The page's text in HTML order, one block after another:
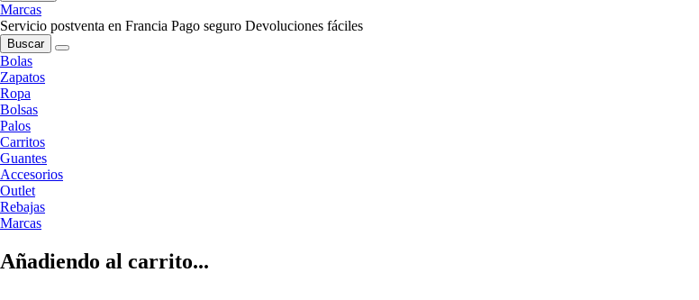
Marcas
Servicio postventa en Francia Pago seguro Devoluciones fáciles
Buscar
Bolas
Zapatos
Ropa
Bolsas
Palos
Carritos
Guantes
Accesorios
Outlet
Rebajas
Marcas
Añadiendo al carrito...